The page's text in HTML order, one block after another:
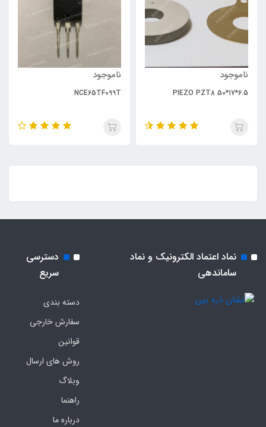
ناموجود
PIEZO PZT8 50*17*6.5
ناموجود
NCE65TF099T
نماد اعتماد الکترونیک و نماد
ساماندهی
دسترسی
سریع
دسته بندی
سفارش خارجی
قوانین
روش های ارسال
وبلاگ
راهنما
درباره ما